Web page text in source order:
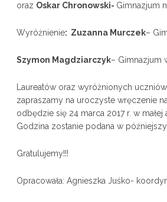
oraz Oskar Chronowski- Gimnazjum
Wyróżnienie: Zuzanna Murczek–
Szymon Magdziarczyk– Gimnazjum
Laureatów oraz wyróżnionych
zapraszamy na uroczyste wręczenie
odbędzie się 24 marca 2017 r. w małej
Godzina zostanie podana w
Gratulujemy!!!
Opracowała: Agnieszka Juśko-